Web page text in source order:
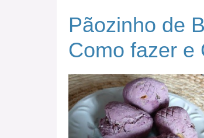
Pãozinho de
Como fazer e